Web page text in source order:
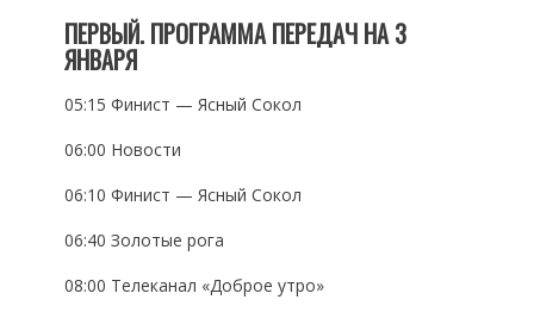
ПЕРВЫЙ. ПРОГРАММА ПЕРЕДАЧ НА 3
ЯНВАРЯ
05:15 Финист — Ясный Сокол
06:00 Новости
06:10 Финист — Ясный Сокол
06:40 Золотые рога
08:00 Телеканал «Доброе утро»